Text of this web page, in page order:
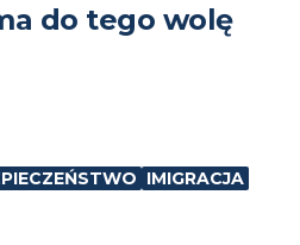
do tego wolę
IMIGRACJA